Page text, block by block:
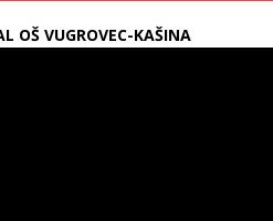
OŠ VUGROVEC-KAŠINA